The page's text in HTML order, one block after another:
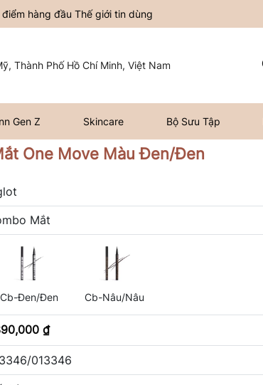
hàng đầu Thế giới tin dùng
Thành Phố Hồ Chí Minh, Việt Nam
Gen Z Skincare Bộ Sưu Tập
One Move Màu Đen/Đen
Mắt
Cb-Đen/Đen Cb-Nâu/Nâu
₫
013346